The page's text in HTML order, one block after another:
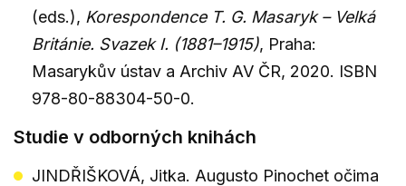
(eds.), Korespondence T. G. Masaryk – Velká
Británie. Svazek I. (1881–1915), Praha:
Masarykův ústav a Archiv AV ČR, 2020. ISBN
978-80-88304-50-0.
Studie v odborných knihách
JINDŘIŠKOVÁ, Jitka. Augusto Pinochet očima